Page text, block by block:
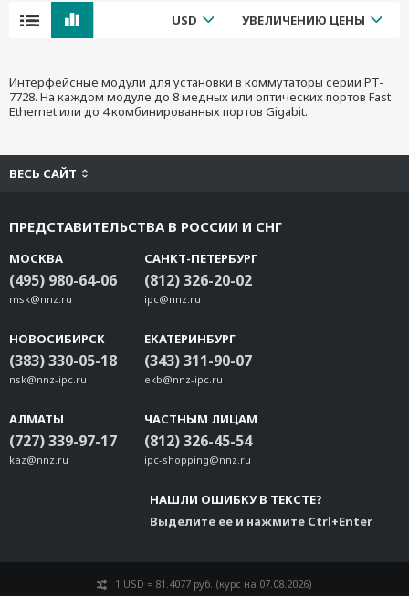
USD УВЕЛИЧЕНИЮ ЦЕНЫ
Интерфейсные модули для установки в коммутаторы серии PT-
7728. На каждом модуле до 8 медных или оптических портов Fast
Ethernet или до 4 комбинированных портов Gigabit.
ВЕСЬ САЙТ
ПРЕДСТАВИТЕЛЬСТВА В РОССИИ И СНГ
МОСКВА
(495) 980-64-06
msk@nnz.ru
САНКТ-ПЕТЕРБУРГ
(812) 326-20-02
ipc@nnz.ru
НОВОСИБИРСК
(383) 330-05-18
nsk@nnz-ipc.ru
ЕКАТЕРИНБУРГ
(343) 311-90-07
ekb@nnz-ipc.ru
АЛМАТЫ
(727) 339-97-17
kaz@nnz.ru
ЧАСТНЫМ ЛИЦАМ
(812) 326-45-54
ipc-shopping@nnz.ru
НАШЛИ ОШИБКУ В ТЕКСТЕ?
Выделите ее и нажмите Ctrl+Enter
1 USD = 81.4077 руб. (курс на 07.08.2026)